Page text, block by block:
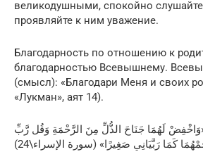
великодушными, спокойно
проявляйте к ним уважение.
Благодарность по отношению к
благодарностью Всевышнему.
(смысл): «Благодари Меня и своих
«Лукман», аят 14).
«وَاخْفِضْ لَهُمَا جَنَاحَ الذُّلِّ مِنَ الرَّحْمَةِ وَقُل رَّبِّ
كَمَا رَبَّيَانِي صَغِيرًا» (سورة الإسراء\24)